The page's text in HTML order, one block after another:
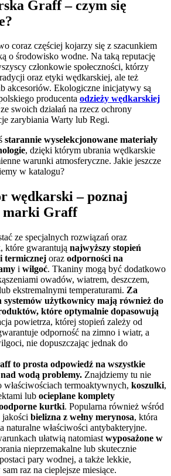
Graff – czym się
coraz częściej kojarzy się z szacunkiem
o środowisko wodne. Na taką reputację
członkowie społeczności, którzy
oraz etyki wędkarskiej, ale też
akcesoriów. Ekologiczne inicjatywy są
producenta odzieży wędkarskiej
swoich działań na rzecz ochrony
zarybiania Warty lub Regi.
starannie wyselekcjonowane materiały
, dzięki którym ubrania wędkarskie
warunki atmosferyczne. Jakie jeszcze
w katalogu?
wędkarski – poznaj
marki Graff
ze specjalnych rozwiązań oraz
które gwarantują najwyższy stopień
termicznej oraz odporności na
i wilgoć. Tkaniny mogą być dodatkowo
owadów, wiatrem, deszczem,
ekstremalnymi temperaturami. Za
systemów użytkownicy mają również do
które optymalnie dopasowują
powietrza, której stopień zależy od
odporność na zimno i wiatr, a
nie dopuszczając jednak do
to prosta odpowiedź na wszystkie
wodą problemy. Znajdziemy tu nie
właściwościach termoaktywnych, koszulki,
lub ocieplane komplety
kurtki. Popularna również wśród
bielizna z wełny merynosa, która
naturalne właściwości antybakteryjne.
ułatwią natomiast wyposażone w
nieprzemakalne lub skutecznie
pary wodnej, a także lekkie,
raz na cieplejsze miesiące.